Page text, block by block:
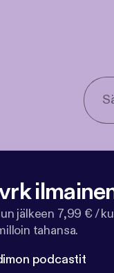
jälkeen 7,99 € /
tahansa.
podcastit